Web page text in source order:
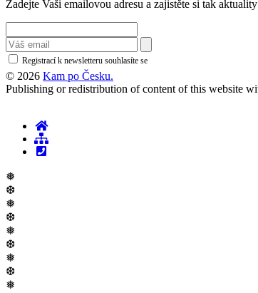
Zadejte Vaši emailovou adresu a zajistěte si tak
Registrací k newsletteru souhlasíte se
© 2026 Kam po Česku.
Publishing or redistribution of content of this website
❅
❆
❅
❆
❅
❆
❅
❆
❅